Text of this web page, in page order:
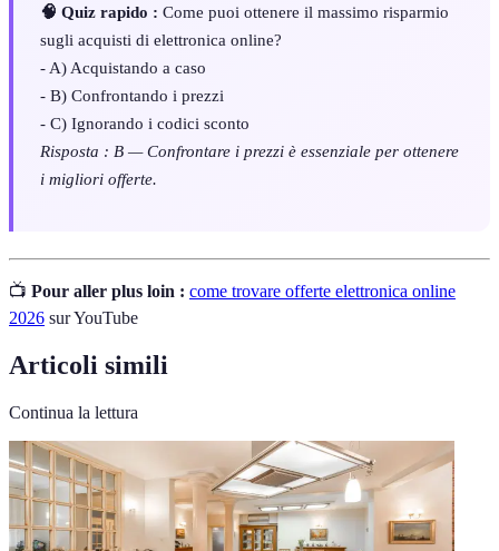
🧠 Quiz rapido : Come puoi ottenere il massimo risparmio
sugli acquisti di elettronica online?
- A) Acquistando a caso
- B) Confrontando i prezzi
- C) Ignorando i codici sconto
Risposta : B — Confrontare i prezzi è essenziale per ottenere
i migliori offerte.
📺 Pour aller plus loin : come trovare offerte elettronica online
2026 sur YouTube
Articoli simili
Continua la lettura